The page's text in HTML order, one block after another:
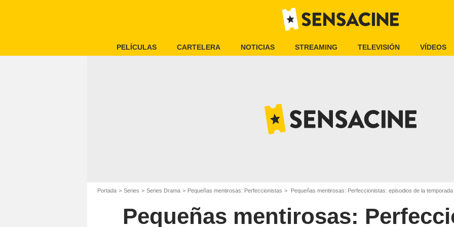
PELÍCULAS CARTELERA NOTICIAS STREAMING TELEVISIÓN VÍDEOS
Portada Series Series Drama Pequeñas mentirosas: Perfeccionistas Pequeñas mentirosas: Perfeccionistas: episodios de la temporada
Pequeñas mentirosas: